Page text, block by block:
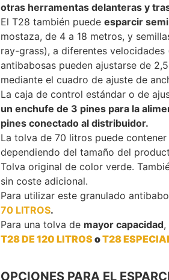
otras herramentas delanteras y
El T28 también puede esparcir
mostaza, de 4 a 18 metros, y
ray-grass), a diferentes
antibabosas pueden ajustarse de
mediante el cuadro de ajuste de
La caja de control estándar o de
un enchufe de 3 pines para la
pines conectado al distribuidor.
La tolva de 70 litros puede
dependiendo del tamaño del
Tolva original de color verde.
sin coste adicional.
Para utilizar este granulado
70 LITROS.
Para una tolva de mayor capacidad,
T28 DE 120 LITROSoT28
OPCIONES PARA EL